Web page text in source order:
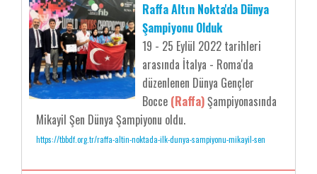
Raffa Altın Nokta'da Dünya
Şampiyonu Olduk
19 - 25 Eylül 2022 tarihleri
arasında İtalya - Roma'da
düzenlenen Dünya Gençler
Bocce (Raffa)Şampiyonasında
Mikayil Şen Dünya Şampiyonu oldu.
https://tbbdf.org.tr/raffa-altin-noktada-ilk-dunya-sampiyonu-mikayil-sen